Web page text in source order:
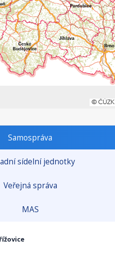
Samospráva
sídelní jednotky
Veřejná správa
MAS